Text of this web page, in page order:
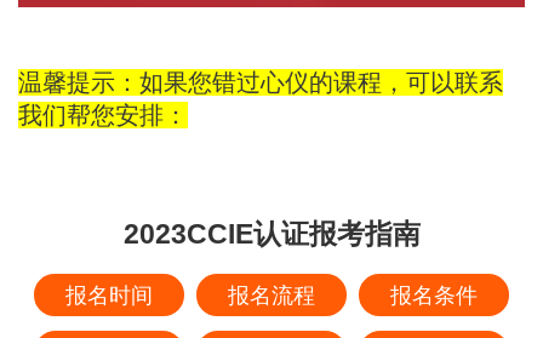
温馨提示：如果您错过心仪的课程，可以联系
我们帮您安排：
2023CCIE认证报考指南
报名时间 报名流程 报名条件